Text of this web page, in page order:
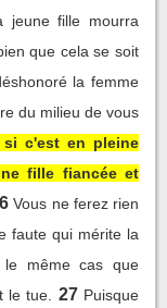
jeune fille mourra
que cela se soit
la femme
du milieu de vous
si c'est en pleine
fille fiancée et
Vous ne ferez rien
faute qui mérite la
même cas que
le tue.
27 Puisque